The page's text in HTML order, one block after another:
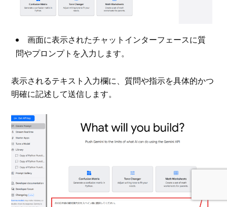
画面に表示されたチャットインターフェースに質
問やプロンプトを入力します。
表示されるテキスト入力欄に、質問や指示を具体的かつ
明確に記述して送信します。